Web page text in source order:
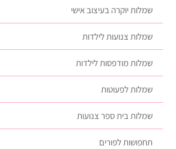
שמלות יוקרה בעיצוב אישי
שמלות צנועות לילדות
שמלות מודפסות לילדות
שמלות לפעוטות
שמלות בית ספר צנועות
תחפושות לפורים